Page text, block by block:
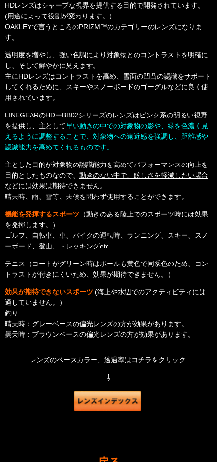
HDレンズはシャープな視界を提供する目的で開発されています。
(用途によって役割が変わります。）
OAKLEYで言うところのPRIZM™のカテゴリーのレンズになりま
す。
透明度を増やし、強い色調により対象物とのコントラストを明確に
し、そして鮮やかに見えます。
主にHDレンズはコントラストを高め、雪面の凹凸の認識をサポート
してくれるために、スキーやスノーボードのゴーグルなどに良く使
用されています。
LINEGEARのHDーBB02シリーズのレンズはピンク系の明るい視野
を提供し、主として早い動きの中での対象物の影や、緑を色濃く見
えるように調整することで、対象物への遠近感を強調し、距離感や
認識能力を高めてくれるものです。
主とした目的が対象物の認識能力を高めてパフォーマンスの向上を
目的としたものなので、 動きのない中で、眩しさを軽減したい場合
などには効果は期待できません。
晴天時、雨、雪等、天候を問わず使用することができます。
機能を発揮するスポーツ （動きのある陸上でのスポーツ時には効果
を発揮します。）
ゴルフ、自転車、車、バイクの運転時、ランニング、スキー、スノ
ーボード、登山、トレッキングetc...
テニス（コートがグリーン時はボールも黄色で同系色のため、コン
トラストが付きにくいため、効果が期待できません。
）
効果が期待できないスポーツ (海上や水辺でのアクティビティには
適していません。）
釣り
晴天時：グレーベースの偏光レンズの方が効果があります。
曇天時：ブラウンベースの偏光レンズの方が効果があります。
レンズのベースカラー、透過率はコチラをクリック
⇩